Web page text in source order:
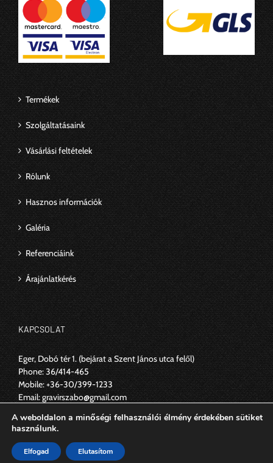
Termékek
Szolgáltatásaink
Vásárlási feltételek
Rólunk
Hasznos információk
Galéria
Referenciáink
Árajánlatkérés
KAPCSOLAT
Eger, Dobó tér 1.(bejárat a Szent János utca felől)
Phone:36/414-465
Mobile:+36-30/399-1233
Email:gravirszabo@gmail.com
A weboldalon a minőségi felhasználói élmény érdekében sütiket
használunk.
Elfogad Elutasítom